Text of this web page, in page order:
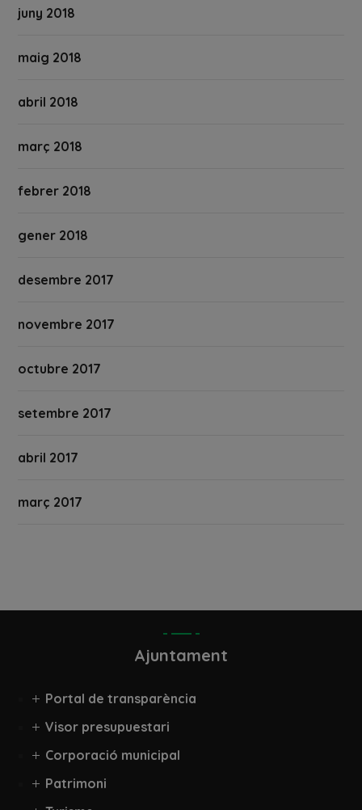
juny 2018
maig 2018
abril 2018
març 2018
febrer 2018
gener 2018
desembre 2017
novembre 2017
octubre 2017
setembre 2017
abril 2017
març 2017
Ajuntament
Portal de transparència
Visor presupuestari
Corporació municipal
Patrimoni